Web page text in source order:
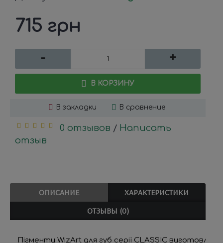
715 грн
- +
В КОРЗИНУ
В закладки В сравнение
0 отзывов / Написать
отзыв
ОПИСАНИЕ
ХАРАКТЕРИСТИКИ
ОТЗЫВЫ (0)
Пігменти WizArt для губ серії CLASSIC